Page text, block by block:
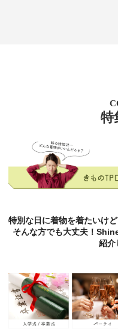
特
特別な日に着物を着たいけ
そんな方でも大丈夫！
紹介